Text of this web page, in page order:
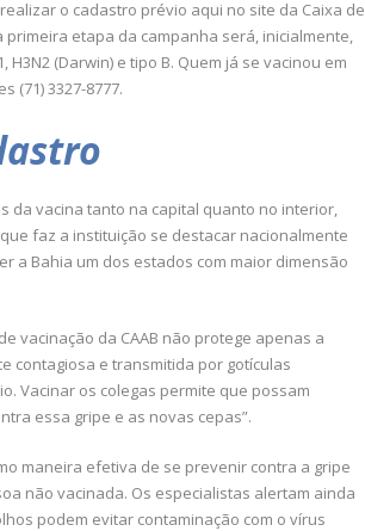
o cadastro prévio aqui no site da Caixa de
etapa da campanha será, inicialmente,
(Darwin) e tipo B. Quem já se vacinou em
(71) 3327-8777.
da vacina tanto na capital quanto no interior,
faz a instituição se destacar nacionalmente
a Bahia um dos estados com maior dimensão
vacinação da CAAB não protege apenas a
contagiosa e transmitida por gotículas
Vacinar os colegas permite que possam
essa gripe e as novas cepas”.
maneira efetiva de se prevenir contra a gripe
não vacinada. Os especialistas alertam ainda
podem evitar contaminação com o vírus